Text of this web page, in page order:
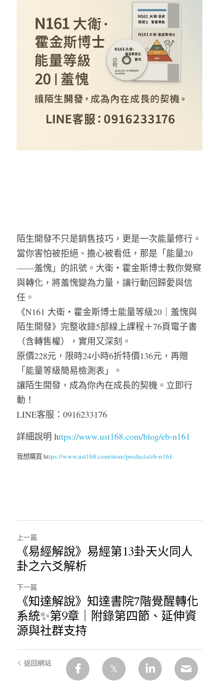
陌生開發不只是銷售技巧，更是一次能量修行。
當你害怕被拒絕、擔心被看低，那是「能量20
——羞愧」的訊號。大衛・霍金斯博士教你覺察
與轉化，將羞愧變為力量，讓行動回歸愛與信
任。
《N161 大衛・霍金斯博士能量等級20｜羞愧與
陌生開發》完整收錄5部線上課程＋76頁電子書
（含轉售權），實用又深刻。
原價228元，限時24小時6折特價136元，再贈
「能量等級簡易檢測表」。
讓陌生開發，成為你內在成長的契機。立即行
動！
LINE客服：0916233176
詳細說明 https://www.ust168.com/blog/eb-n161
我想購買 https://www.ust168.com/store/products/eb-n161
上一篇
《易經解說》易經第13卦天火同人
卦之六爻解析
下一篇
《知達解說》知達書院7階覺醒轉化
系統✨第9章｜附錄第四節、延伸資
源與社群支持
返回網站